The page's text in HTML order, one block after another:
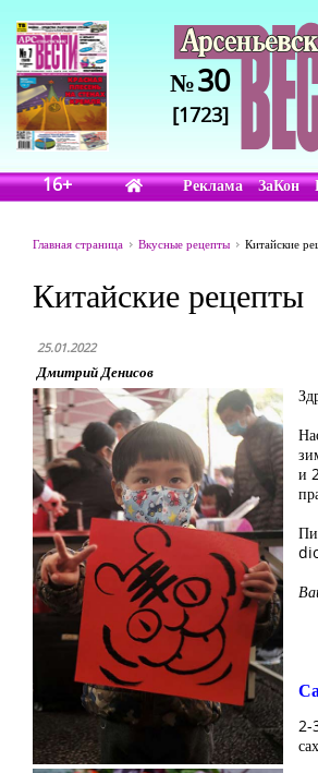
№30
[1723]
16+ Реклама ЗаКон
Главная страница Вкусные рецепты Китайские
Китайские рецепты
25.01.2022
Дмитрий Денисов
и
2-